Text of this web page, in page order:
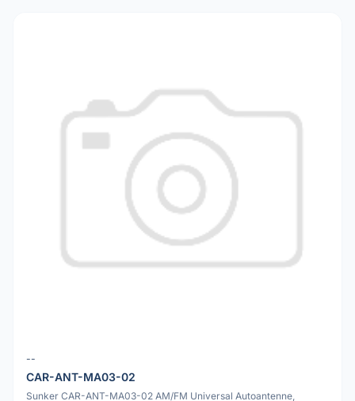
--
CAR-ANT-MA03-02
Sunker CAR-ANT-MA03-02 AM/FM Universal Autoantenne,